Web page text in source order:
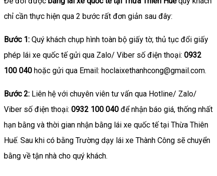
chỉ cần thực hiện qua 2 bước rất đơn giản sau đây:
Bước 1: Quý khách chụp hình toàn bộ giấy tờ, thủ tục đổi giấy
phép lái xe quốc tế gửi qua Zalo/ Viber số điện thoại: 0932
100 040 hoặc gửi qua Email: hoclaixethanhcong@gmail.com.
Bước 2: Liên hệ với chuyên viên tư vấn qua Hotline/ Zalo/
Viber số điện thoại: 0932 100 040 để nhận báo giá, thống nhất
hạn bằng và thời gian nhận bằng lái xe quốc tế tại Thừa Thiên
Huế. Sau khi có bằng Trường dạy lái xe Thành Công sẽ chuyển
bằng về tận nhà cho quý khách.